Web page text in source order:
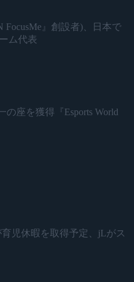
FocusMe』創設者)、日本で
ム代表
座を獲得『Esports World
育児休暇を取得予定、jLがス